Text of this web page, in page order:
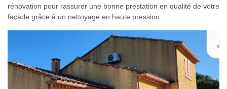
rénovation pour rassurer une bonne prestation en qualité de votre
façade grâce à un nettoyage en haute pression.